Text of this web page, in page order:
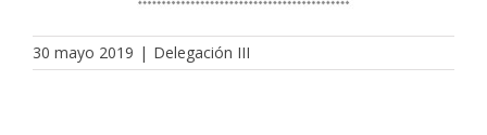
30 mayo 2019 | Delegación III